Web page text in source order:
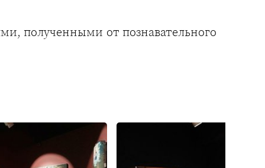
полученными от познавательного